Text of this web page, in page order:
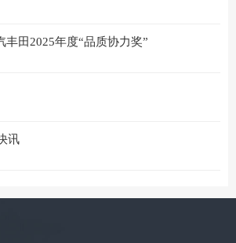
丰田2025年度“品质协力奖”
讯